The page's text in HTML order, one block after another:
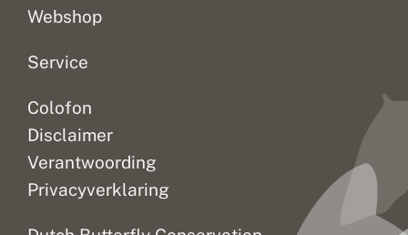
Webshop
Service
Colofon
Disclaimer
Verantwoording
Privacyverklaring